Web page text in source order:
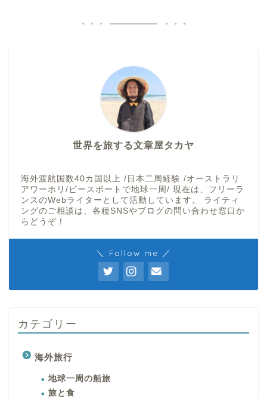
世界を旅する文章屋タカヤ
海外渡航国数40カ国以上 /日本二周経験 /オーストラリ
アワーホリ/ピースボートで地球一周/ 現在は、フリーラ
ンスのWebライターとして活動しています。 ライティ
ングのご相談は、各種SNSやブログの問い合わせ窓口か
らどうぞ！
＼ Follow me ／
カテゴリー
海外旅行
地球一周の船旅
旅と食